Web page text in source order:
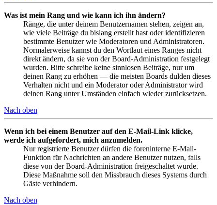
Was ist mein Rang und wie kann ich ihn ändern?
Ränge, die unter deinem Benutzernamen stehen, zeigen an,
wie viele Beiträge du bislang erstellt hast oder identifizieren
bestimmte Benutzer wie Moderatoren und Administratoren.
Normalerweise kannst du den Wortlaut eines Ranges nicht
direkt ändern, da sie von der Board-Administration festgelegt
wurden. Bitte schreibe keine sinnlosen Beiträge, nur um
deinen Rang zu erhöhen — die meisten Boards dulden dieses
Verhalten nicht und ein Moderator oder Administrator wird
deinen Rang unter Umständen einfach wieder zurücksetzen.
Nach oben
Wenn ich bei einem Benutzer auf den E-Mail-Link klicke,
werde ich aufgefordert, mich anzumelden.
Nur registrierte Benutzer dürfen die foreninterne E-Mail-
Funktion für Nachrichten an andere Benutzer nutzen, falls
diese von der Board-Administration freigeschaltet wurde.
Diese Maßnahme soll den Missbrauch dieses Systems durch
Gäste verhindern.
Nach oben